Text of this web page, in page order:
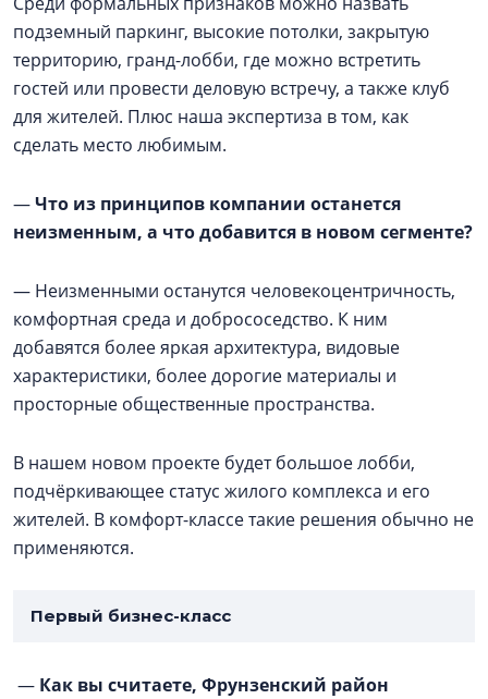
подземный паркинг, высокие потолки, закрытую
территорию, гранд-лобби, где можно встретить
гостей или провести деловую встречу, а также клуб
для жителей. Плюс наша экспертиза в том, как
сделать место любимым.
—Что из принципов компании останется
неизменным, а что добавится в новом сегменте?
— Неизменными останутся человекоцентричность,
комфортная среда и добрососедство. К ним
добавятся более яркая архитектура, видовые
характеристики, более дорогие материалы и
просторные общественные пространства.
В нашем новом проекте будет большое лобби,
подчёркивающее статус жилого комплекса и его
жителей. В комфорт-классе такие решения обычно не
применяются.
Первый бизнес-класс
— Как вы считаете, Фрунзенский район